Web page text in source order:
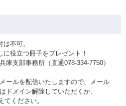
不可。
役立つ冊子をプレゼント！
庫支部事務所（直通078-334-7750）
ールを配信いたしますので、メール
ドメイン解除していただくか、
てください。